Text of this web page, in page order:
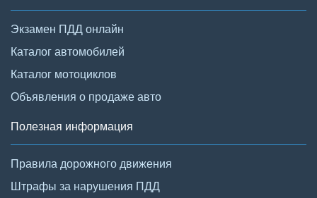
Экзамен ПДД онлайн
Каталог автомобилей
Каталог мотоциклов
Объявления о продаже авто
Полезная информация
Правила дорожного движения
Штрафы за нарушения ПДД